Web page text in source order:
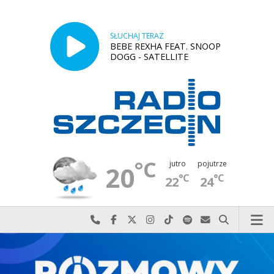
SŁUCHAJ TERAZ
BEBE REXHA FEAT. SNOOP
DOGG - SATELLITE
20°C jutro
22°C
pojutrze
24°C
Najlepiej po prostu do nas zadzwoń
Odwiedź nas na Facebook-u
Odwiedź nas na X
Odwiedź nas na Instagram-ie
Odwiedź nas na TikTok-u
Szukaj nas na Spotify
Wyślij do nas
Szukaj